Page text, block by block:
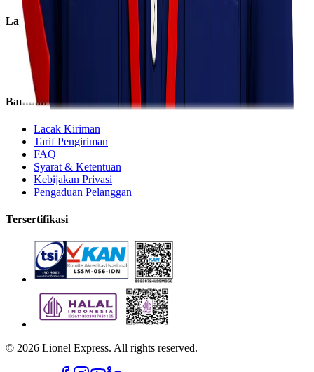
Layanan
Express
Regular
Eco
Bantuan
Lacak Kiriman
Tarif Pengiriman
FAQ
Syarat & Ketentuan
Kebijakan Privasi
Pengaduan Pelanggan
Tersertifikasi
© 2026 Lionel Express. All rights reserved.